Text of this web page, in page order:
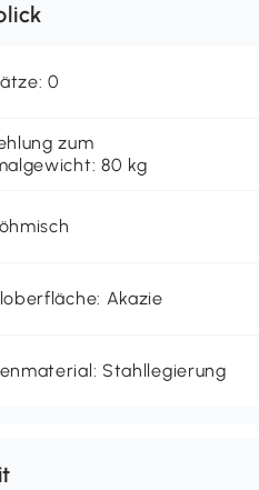
0
zum
80 kg
Akazie
Stahllegierung